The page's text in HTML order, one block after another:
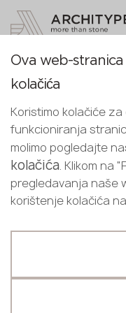
English
Croatian
+48 22
Paleta svih
Odabrani filtri
Odabrano 21 razni
pretraživanju
Puricelli
Pošaljite
+48
Ime *
naši
Ova web-
kolačića
Koristimo kolačiće
funkcioniranja
molimo pogledajte
kolačića. Klikom na
pregledavanja naše
korištenje kolačića